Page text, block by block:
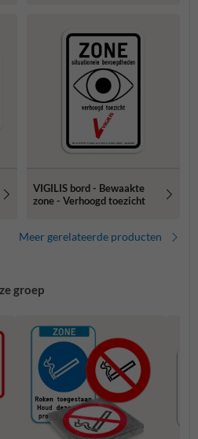
VIGILIS bord - Bewaakte
zone - Verhoogd toezicht
Meer gerelateerde producten
groep